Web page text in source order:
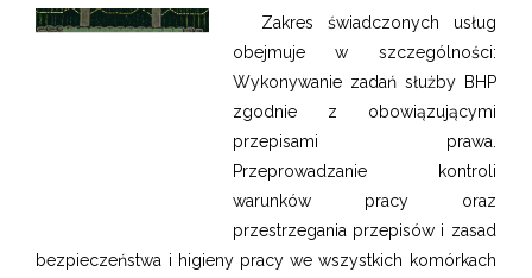
Zakres świadczonych usług
obejmuje w szczególności:
Wykonywanie zadań służby BHP
zgodnie z obowiązującymi
przepisami prawa.
Przeprowadzanie kontroli
warunków pracy oraz
przestrzegania przepisów i zasad
bezpieczeństwa i higieny pracy we wszystkich komórkach